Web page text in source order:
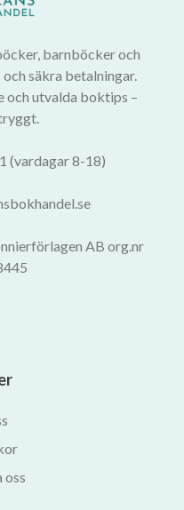
barnböcker och
säkra betalningar.
och utvalda boktips –
(vardagar 8-18)
AB org.nr
oss